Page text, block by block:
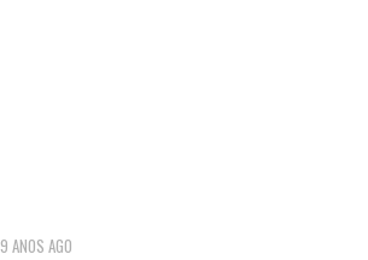
9 ANOS AGO